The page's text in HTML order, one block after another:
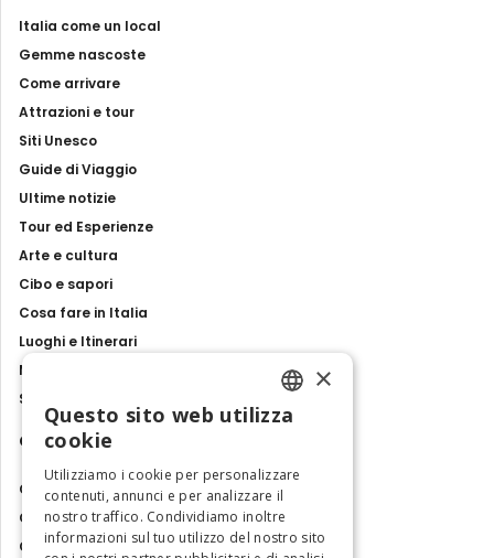
Italia come un local
Gemme nascoste
Come arrivare
Attrazioni e tour
Siti Unesco
Guide di Viaggio
Ultime notizie
Tour ed Esperienze
Arte e cultura
Cibo e sapori
Cosa fare in Italia
Luoghi e Itinerari
Mostre, eventi e spettacoli
Storie e tradizioni
Contatti
Chi siamo
Collabora con noi
Contatti
ENGLISH
ITALIAN
×
Questo sito web utilizza
cookie
Utilizziamo i cookie per personalizzare
contenuti, annunci e per analizzare il
nostro traffico. Condividiamo inoltre
informazioni sul tuo utilizzo del nostro sito